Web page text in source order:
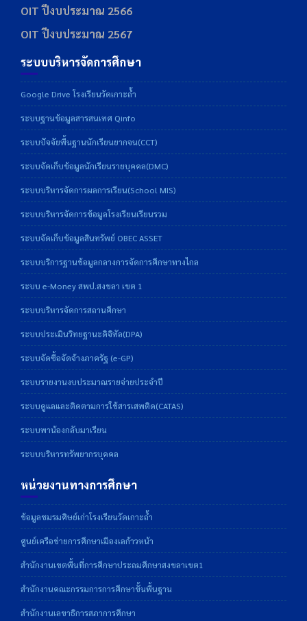
OIT ปีงบประมาณ 2566
OIT ปีงบประมาณ 2567
ระบบบริหารจัดการศึกษา
Google Drive โรงเรียนวัดเกาะถ้ำ
ระบบฐานข้อมูลสารสนเทศ Qinfo
ระบบปัจจัยพื้นฐานนักเรียนยากจน(CCT)
ระบบจัดเก็บข้อมูลนักเรียนรายบุคคล(DMC)
ระบบบริหารจัดการผลการเรียน(School MIS)
ระบบบริหารจัดการข้อมูลโรงเรียนเรียนรวม
ระบบจัดเก็บข้อมูลสินทรัพย์ OBEC ASSET
ระบบบริการฐานข้อมูลกลางการจัดการศึกษาทางไกล
ระบบ e-Money สพป.สงขลา เขต 1
ระบบบริหารจัดการสถานศึกษา
ระบบประเมินวิทยฐานะดิจิทัล(DPA)
ระบบจัดซื้อจัดจ้างภาครัฐ (e-GP)
ระบบรายงานงบประมาณรายจ่ายประจำปี
ระบบดูแลและติดตามการใช้สารเสพติด(CATAS)
ระบบพาน้องกลับมาเรียน
ระบบบริหารทรัพยากรบุคคล
หน่วยงานทางการศึกษา
ข้อมูลชมรมศิษย์เก่าโรงเรียนวัดเกาะถ้ำ
ศูนย์เครือข่ายการศึกษาเมืองเลก้าวหน้า
สำนักงานเขตพื้นที่การศึกษาประถมศึกษาสงขลาเขต1
สำนักงานคณะกรรมการการศึกษาขั้นพื้นฐาน
สำนักงานเลขาธิการสภาการศึกษา